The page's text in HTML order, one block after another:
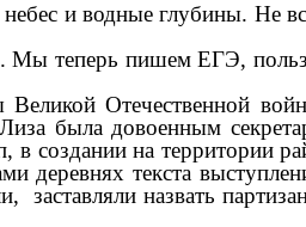
и водные глубины. Не
Мы теперь пишем ЕГЭ,
Великой Отечественной
Лиза была довоенным
создании на территории
деревнях текста
назвать